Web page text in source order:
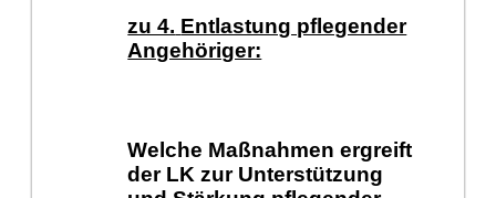
zu 4. Entlastung pflegender
Angehöriger:
Welche Maßnahmen ergreift
der LK zur Unterstützung